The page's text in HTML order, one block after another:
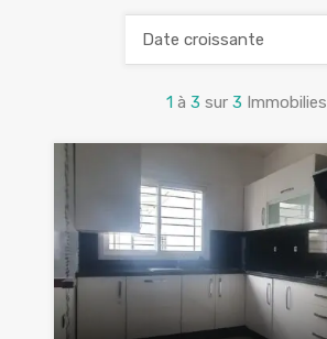
1 à 3 sur 3 Immobilies
Date croissante